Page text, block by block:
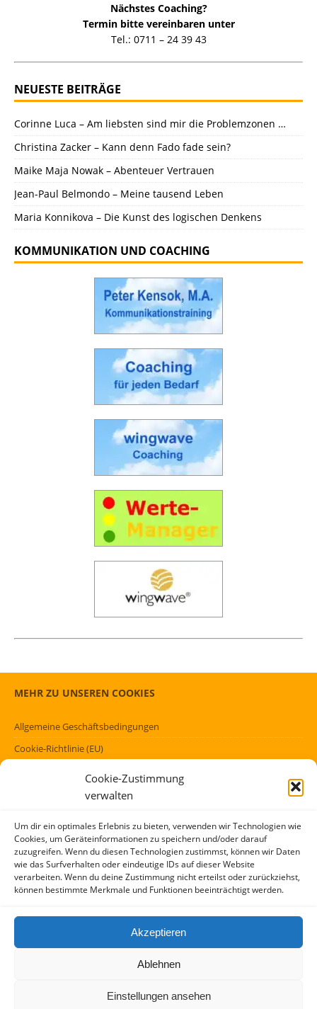
Cookie-Zustimmung
verwalten
Um dir ein optimales Erlebnis zu bieten, verwenden wir Technologien wie
Cookies, um Geräteinformationen zu speichern und/oder darauf
zuzugreifen. Wenn du diesen Technologien zustimmst, können wir Daten
wie das Surfverhalten oder eindeutige IDs auf dieser Website
verarbeiten. Wenn du deine Zustimmung nicht erteilst oder zurückziehst,
können bestimmte Merkmale und Funktionen beeinträchtigt werden.
Akzeptieren
Ablehnen
Einstellungen ansehen
Nächstes Coaching?
Termin bitte vereinbaren unter
Tel.: 0711 – 24 39 43
NEUESTE BEITRÄGE
Corinne Luca – Am liebsten sind mir die Problemzonen …
Christina Zacker – Kann denn Fado fade sein?
Maike Maja Nowak – Abenteuer Vertrauen
Jean-Paul Belmondo – Meine tausend Leben
Maria Konnikova – Die Kunst des logischen Denkens
KOMMUNIKATION UND COACHING
MEHR ZU UNSEREN COOKIES
Allgemeine Geschäftsbedingungen
Cookie-Richtlinie (EU)
FÖRMLICHES
Kontakt
AGBs
Impressum und Datenschutzerklärung
Stuttgart